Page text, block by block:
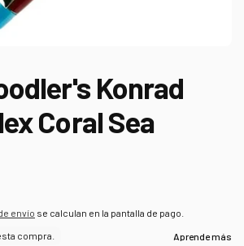
Konrad
Coral Sea
envío se calculan en la pantalla de pago.